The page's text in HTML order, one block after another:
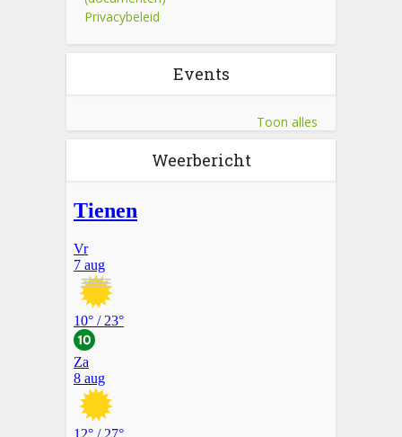
Privacybeleid
Events
Toon alles
Weerbericht